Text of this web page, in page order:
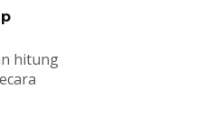
hitung